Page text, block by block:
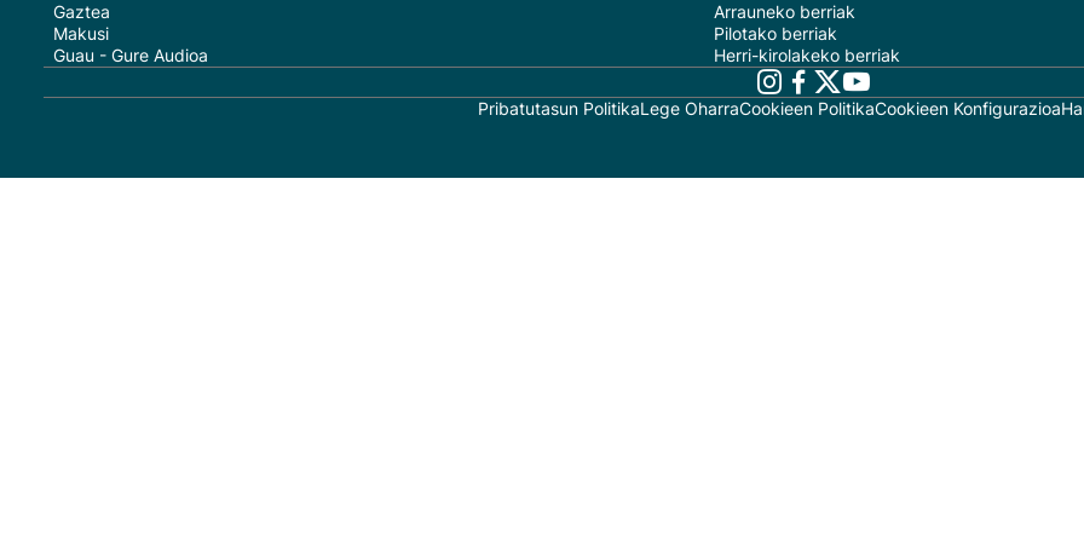
Gaztea
Makusi
Guau - Gure Audioa
Arrauneko berriak
Pilotako berriak
Herri-kirolakeko berriak
Pribatutasun PolitikaLege OharraCookieen PolitikaCookieen Konfigurazioa